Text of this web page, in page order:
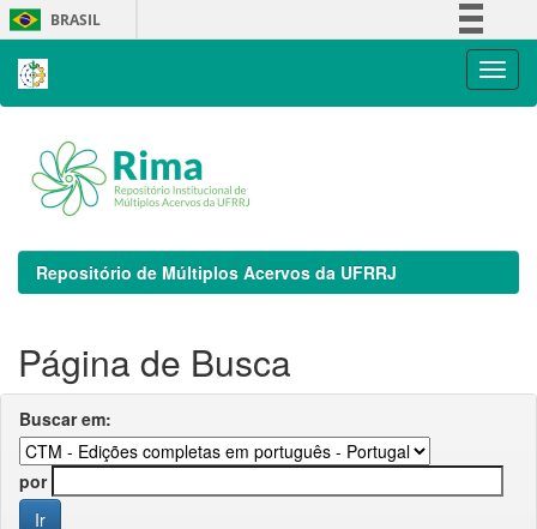
Skip
navigation
BRASIL
Repositório de Múltiplos Acervos da UFRRJ
Página de Busca
Buscar em:
por